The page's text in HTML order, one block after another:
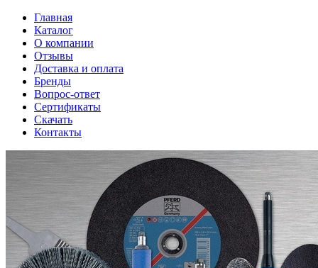
Главная
Каталог
О компании
Отзывы
Доставка и оплата
Бренды
Вопрос-ответ
Сертификаты
Скачать
Контакты